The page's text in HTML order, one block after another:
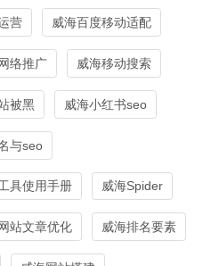
营 威海百度移动适配
络推广 威海移动搜索
被黑 威海小红书seo
与seo
具使用手册 威海Spider
站文章优化 威海排名要素